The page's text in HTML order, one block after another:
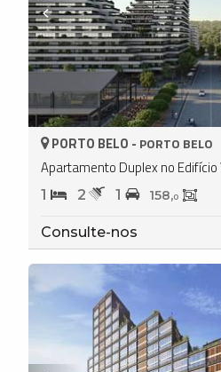
PORTO BELO - PORTO BELO
1 2 1 158,0
Consulte-nos